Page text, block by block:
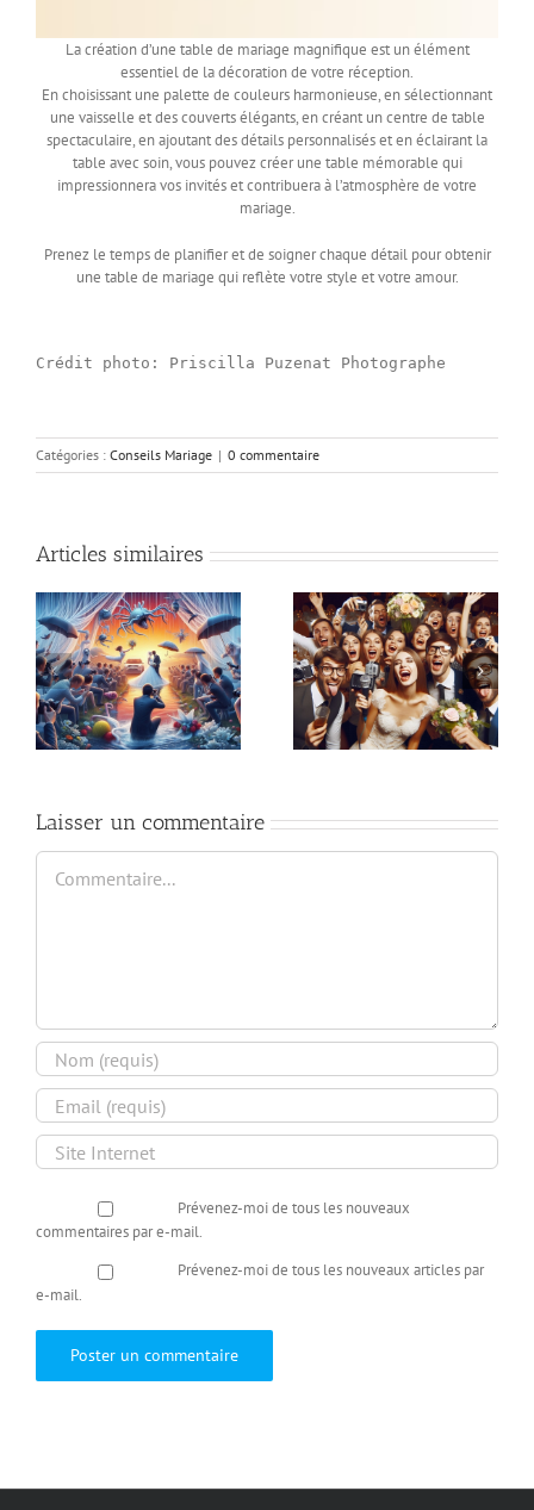
La création d’une table de mariage magnifique est un élément
essentiel de la décoration de votre réception.
En choisissant une palette de couleurs harmonieuse, en sélectionnant
une vaisselle et des couverts élégants, en créant un centre de table
spectaculaire, en ajoutant des détails personnalisés et en éclairant la
table avec soin, vous pouvez créer une table mémorable qui
impressionnera vos invités et contribuera à l’atmosphère de votre
mariage.
Prenez le temps de planifier et de soigner chaque détail pour obtenir
une table de mariage qui reflète votre style et votre amour.
Crédit photo: Priscilla Puzenat Photographe
Catégories : Conseils Mariage | 0 commentaire
Articles similaires
Mariage et karaoké :
bonne ou mauvaise
idée ?
Les alternatives
originales aux
traditionnels discours
de mariage
Laisser un commentaire
Commentaire
Prévenez-moi de tous les nouveaux
commentaires par e-mail.
Prévenez-moi de tous les nouveaux articles par
e-mail.